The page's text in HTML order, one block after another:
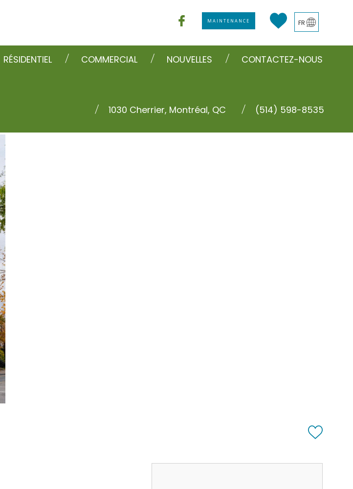
FR
MAINTENANCE
RÉSIDENTIEL COMMERCIAL NOUVELLES CONTACTEZ-NOUS
(514) 598-8535
1030 Cherrier, Montréal, QC